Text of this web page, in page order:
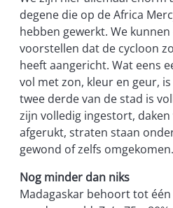
degene die op de Africa
hebben gewerkt. We
voorstellen dat de cycloon
heeft aangericht. Wat eens
vol met zon, kleur en geur,
twee derde van de stad is
zijn volledig ingestort,
afgerukt, straten staan
gewond of zelfs omgekomen.
Nog minder dan niks
Madagaskar behoort tot